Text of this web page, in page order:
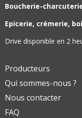
Boucherie-
Epicerie, crémerie,
Drive disponible en 2
Producteurs
Qui sommes-nous ?
Nous contacter
FAQ